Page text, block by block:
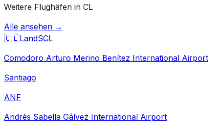
Weitere Flughäfen in CL
Alle ansehen →
🇨🇱LandSCL
Comodoro Arturo Merino Benítez International Airport
Santiago
ANF
Andrés Sabella Gálvez International Airport